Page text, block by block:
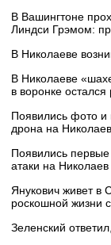
В Вашингтоне
Линдси Грэмом:
В Николаеве
В Николаеве
в воронке
Появились фото и
дрона на Николаев
Появились
атаки на Николаев
Янукович живет в
роскошной жизни
Зеленский